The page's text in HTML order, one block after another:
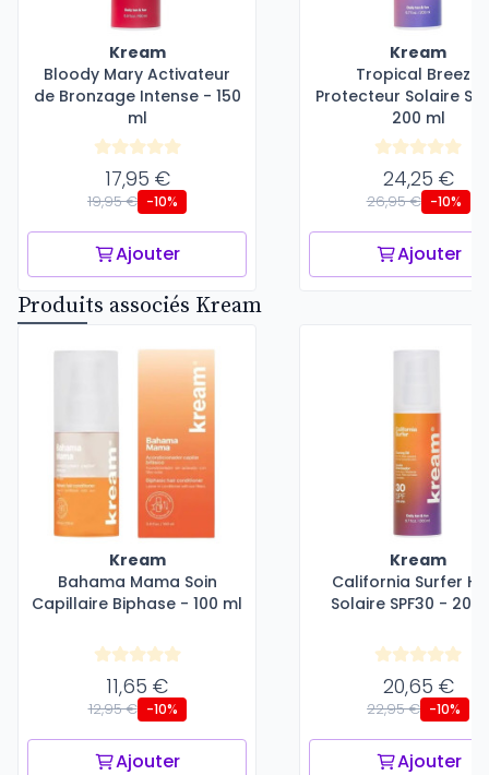
Kream
Bloody Mary Activateur
de Bronzage Intense - 150
ml
17,95 €
19,95 € -10%
Ajouter
Kream
Tropical Breeze
Protecteur Solaire
200 ml
24,25 €
26,95 € -10%
Ajouter
Produits associés Kream
Kream
Bahama Mama Soin
Capillaire Biphase - 100 ml
11,65 €
12,95 € -10%
Ajouter
Kream
California Surfer
Solaire SPF30 - 200
20,65 €
22,95 € -10%
Ajouter